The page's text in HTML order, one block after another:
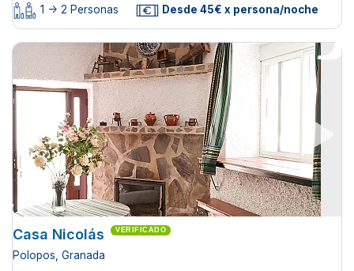
1 -> 2 Personas Desde 45€ x persona/noche
Casa Nicolás VERIFICADO
Polopos, Granada